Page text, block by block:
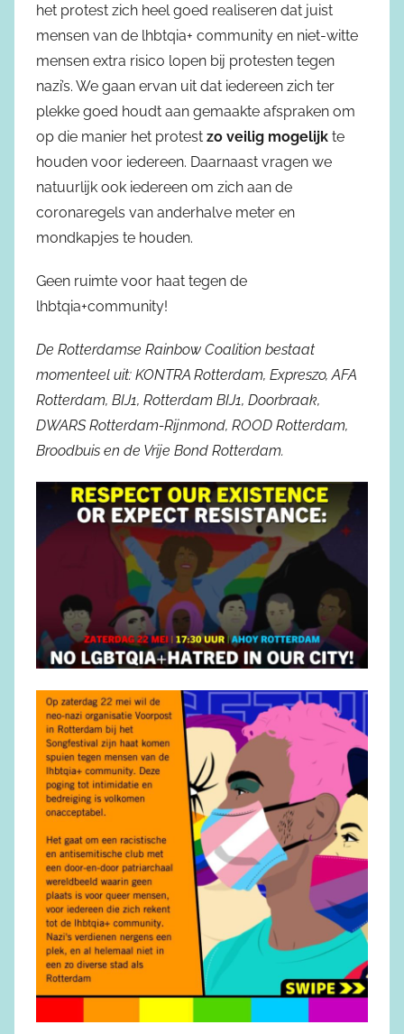
het protest zich heel goed realiseren dat juist
mensen van de lhbtqia+ community en niet-witte
mensen extra risico lopen bij protesten tegen
nazi’s. We gaan ervan uit dat iedereen zich ter
plekke goed houdt aan gemaakte afspraken om
op die manier het protest zo veilig mogelijk te
houden voor iedereen. Daarnaast vragen we
natuurlijk ook iedereen om zich aan de
coronaregels van anderhalve meter en
mondkapjes te houden.
Geen ruimte voor haat tegen de
lhbtqia+community!
De Rotterdamse Rainbow Coalition bestaat
momenteel uit: KONTRA Rotterdam, Expreszo, AFA
Rotterdam, BIJ1, Rotterdam BIJ1, Doorbraak,
DWARS Rotterdam-Rijnmond, ROOD Rotterdam,
Broodbuis en de Vrije Bond Rotterdam.